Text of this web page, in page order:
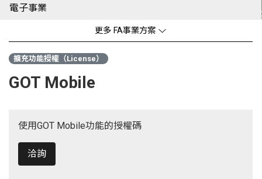
電子事業
更多 FA事業方案
擴充功能授權（License）
GOT Mobile
使用GOT Mobile功能的授權碼
洽詢